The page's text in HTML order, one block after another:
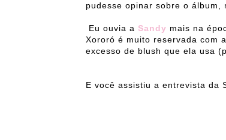
pudesse opinar sobre o álbum,
Eu ouvia a Sandy mais na
Xororó é muito reservada com
excesso de blush que ela usa
E você assistiu a entrevista da